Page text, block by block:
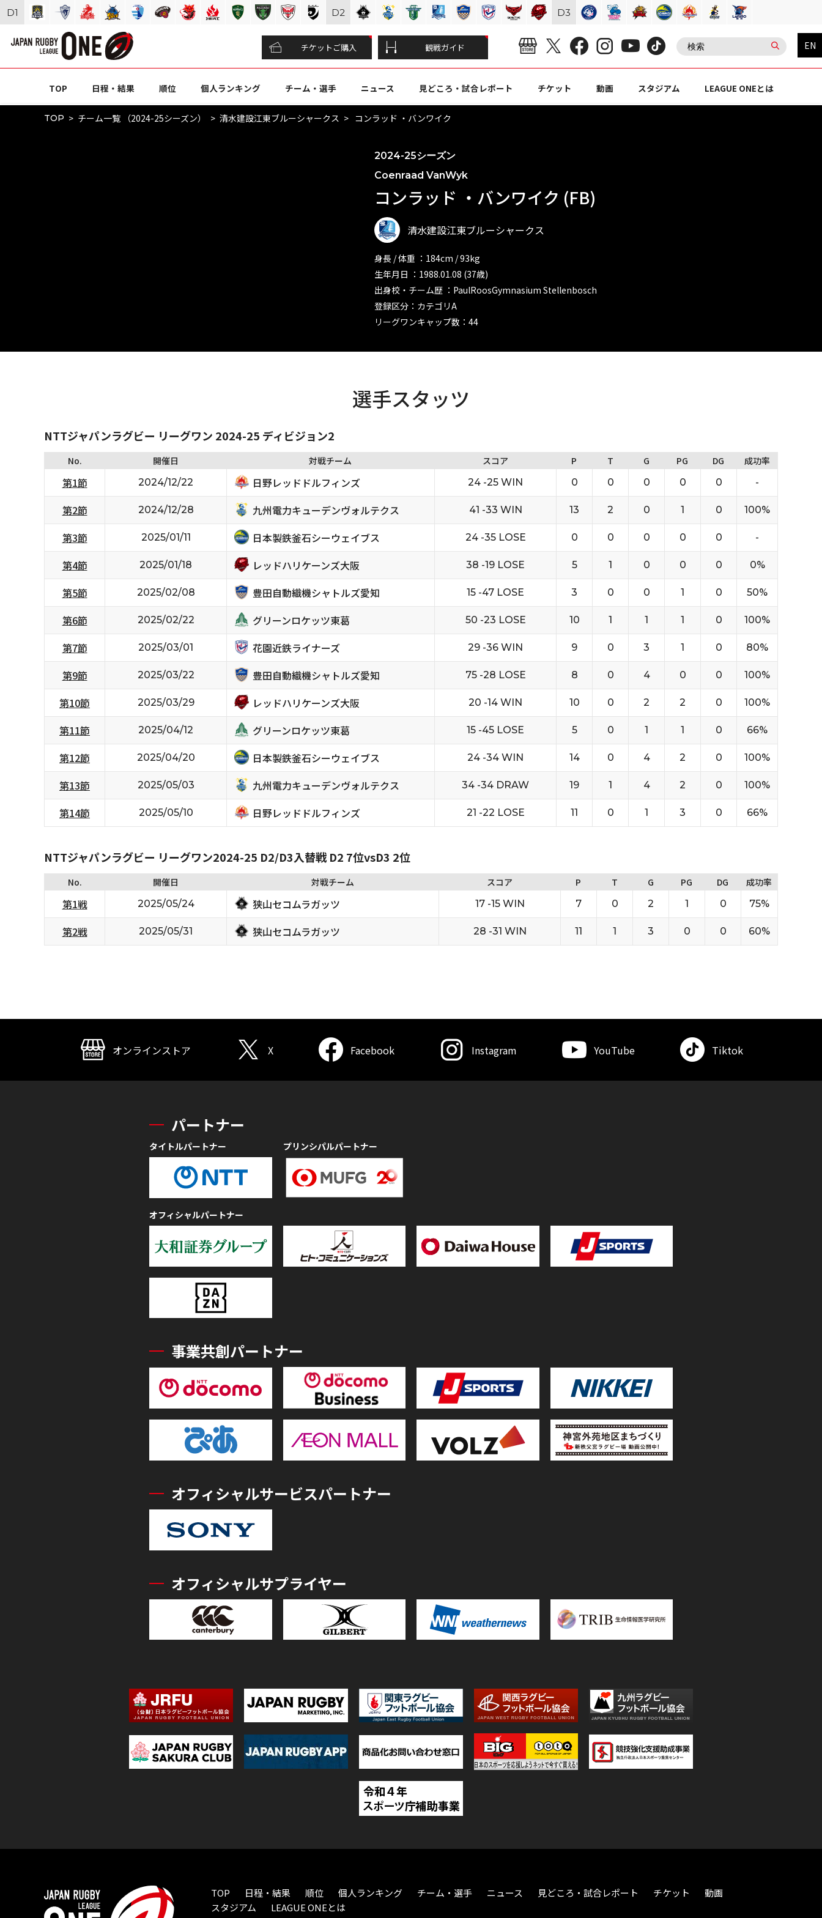
チケットご購入 観戦ガイド EN
TOP 日程・結果 順位 個人ランキング チーム・選手 ニュース 見どころ・試合レポート チケット 動画 スタジアム LEAGUE ONEとは
TOP チーム一覧 （2024-25シーズン） 清水建設江東ブルーシャークス コンラッド ・バンワイク
2024-25シーズン
Coenraad VanWyk
コンラッド ・バンワイク (FB)
清水建設江東ブルーシャークス
身長 / 体重 ：184cm / 93kg
生年月日 ：1988.01.08 (37歳)
出身校・チーム歴 ：PaulRoosGymnasium Stellenbosch
登録区分：カテゴリA
リーグワンキャップ数：44
選手スタッツ
NTTジャパンラグビー リーグワン 2024-25 ディビジョン2
No. 開催日 対戦チーム スコア P T G PG DG 成功率
第1節 2024/12/22 日野レッドドルフィンズ 24 -25 WIN 0 0 0 0 0 -
第2節 2024/12/28 九州電力キューデンヴォルテクス 41 -33 WIN 13 2 0 1 0 100%
第3節 2025/01/11 日本製鉄釜石シーウェイブス 24 -35 LOSE 0 0 0 0 0 -
第4節 2025/01/18 レッドハリケーンズ大阪 38 -19 LOSE 5 1 0 0 0 0%
第5節 2025/02/08 豊田自動織機シャトルズ愛知 15 -47 LOSE 3 0 0 1 0 50%
第6節 2025/02/22 グリーンロケッツ東葛 50 -23 LOSE 10 1 1 1 0 100%
第7節 2025/03/01 花園近鉄ライナーズ 29 -36 WIN 9 0 3 1 0 80%
第9節 2025/03/22 豊田自動織機シャトルズ愛知 75 -28 LOSE 8 0 4 0 0 100%
第10節 2025/03/29 レッドハリケーンズ大阪 20 -14 WIN 10 0 2 2 0 100%
第11節 2025/04/12 グリーンロケッツ東葛 15 -45 LOSE 5 0 1 1 0 66%
第12節 2025/04/20 日本製鉄釜石シーウェイブス 24 -34 WIN 14 0 4 2 0 100%
第13節 2025/05/03 九州電力キューデンヴォルテクス 34 -34 DRAW 19 1 4 2 0 100%
第14節 2025/05/10 日野レッドドルフィンズ 21 -22 LOSE 11 0 1 3 0 66%
NTTジャパンラグビー リーグワン2024-25 D2/D3入替戦 D2 7位vsD3 2位
No. 開催日 対戦チーム スコア P T G PG DG 成功率
第1戦 2025/05/24 狭山セコムラガッツ 17 -15 WIN 7 0 2 1 0 75%
第2戦 2025/05/31 狭山セコムラガッツ 28 -31 WIN 11 1 3 0 0 60%
D1 D2 D3
オンラインストア X Facebook Instagram YouTube Tiktok
パートナー
タイトルパートナー プリンシパルパートナー
オフィシャルパートナー
事業共創パートナー
オフィシャルサービスパートナー
オフィシャルサプライヤー
TOP 日程・結果 順位 個人ランキング チーム・選手 ニュース 見どころ・試合レポート チケット
動画
スタジアム
LEAGUE ONEとは